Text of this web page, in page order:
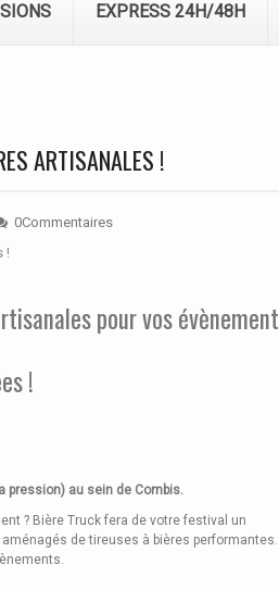
EXPRESS 24H/48H
ARTISANALES !
0Commentaires
pour vos
!
pression) au sein de Combis.
? Bière Truck fera de votre festival un
de tireuses à bières performantes.